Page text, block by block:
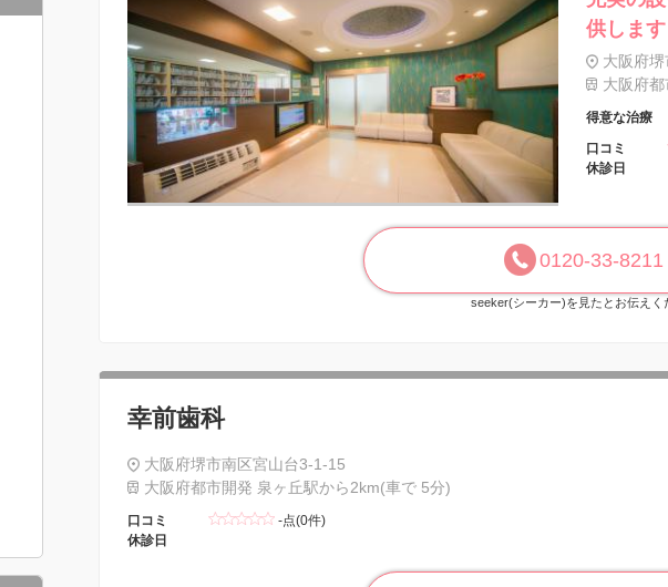
供します
大阪府
大阪府
得意な治療
口コミ
休診日
0120-33-8211
seeker(シーカー)を見たとお伝えく
幸前歯科
大阪府堺市南区宮山台3-1-15
大阪府都市開発 泉ヶ丘駅から2km(車で 5分)
口コミ
-点(0件)
休診日